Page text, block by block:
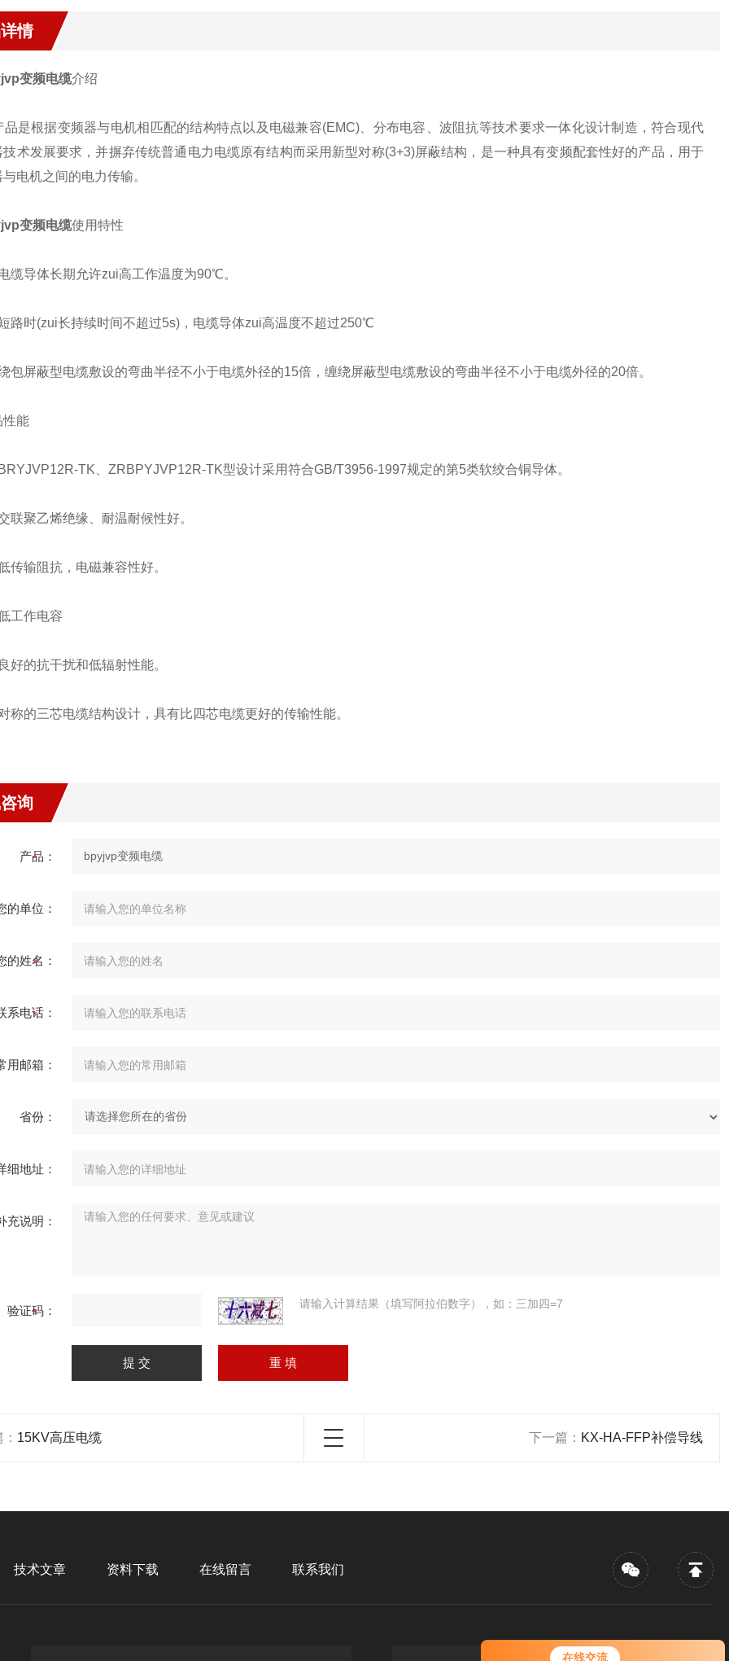
在线交流
您好！欢迎前来咨询，很高兴为您
情
变频电缆介绍
是根据变频器与电机相匹配的结构特点以及电磁兼容(EMC)、分布电容、波阻抗等技术要求一体化设计制造，符合现代
技术发展要求，并摒弃传统普通电力电缆原有结构而采用新型对称(3+3)屏蔽结构，是一种具有变频配套性好的产品，用于
电机之间的电力传输。
变频电缆使用特性
缆导体长期允许zui高工作温度为90℃。
路时(zui长持续时间不超过5s)，电缆导体zui高温度不超过250℃
包屏蔽型电缆敷设的弯曲半径不小于电缆外径的15倍，缠绕屏蔽型电缆敷设的弯曲半径不小于电缆外径的20倍。
能
TK、ZRBPYJVP12R-TK型设计采用符合GB/T3956-1997规定的第5类软绞合铜导体。
联聚乙烯绝缘、耐温耐候性好。
传输阻抗，电磁兼容性好。
工作电容
好的抗干扰和低辐射性能。
称的三芯电缆结构设计，具有比四芯电缆更好的传输性能。
询
产品：
的单位：
的姓名：
系电话：
用邮箱：
省份：
细地址：
充说明：
验证码： 请输入计算结果（填写阿拉伯数字），如：三加四=7
15KV高压电缆 下一篇： KX-HA-FFP补偿导线
技术文章 资料下载 在线留言 联系我们